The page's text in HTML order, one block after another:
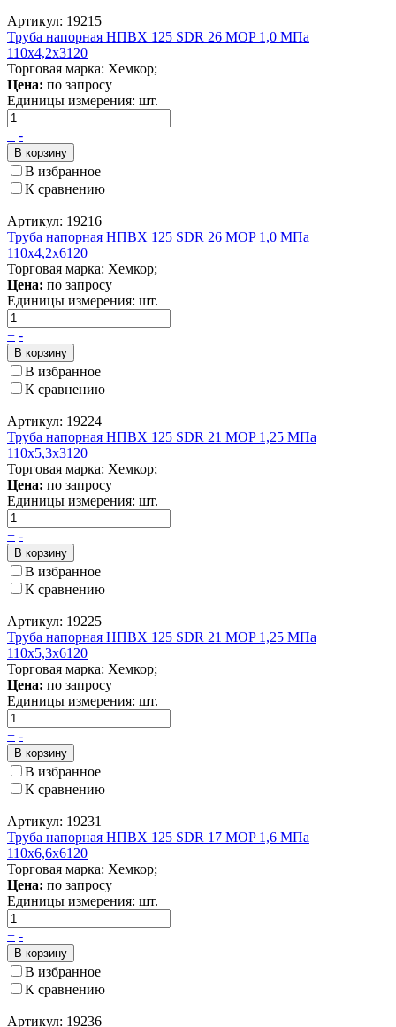
Артикул: 19215
Труба напорная НПВХ 125 SDR 26 MOP 1,0 МПа
110x4,2x3120
Торговая марка: Хемкор;
Цена: по запросу
Единицы измерения: шт.
+ -
В корзину
В избранное
К сравнению
Артикул: 19216
Труба напорная НПВХ 125 SDR 26 MOP 1,0 МПа
110x4,2x6120
Торговая марка: Хемкор;
Цена: по запросу
Единицы измерения: шт.
+ -
В корзину
В избранное
К сравнению
Артикул: 19224
Труба напорная НПВХ 125 SDR 21 MOP 1,25 МПа
110x5,3x3120
Торговая марка: Хемкор;
Цена: по запросу
Единицы измерения: шт.
+ -
В корзину
В избранное
К сравнению
Артикул: 19225
Труба напорная НПВХ 125 SDR 21 MOP 1,25 МПа
110x5,3x6120
Торговая марка: Хемкор;
Цена: по запросу
Единицы измерения: шт.
+ -
В корзину
В избранное
К сравнению
Артикул: 19231
Труба напорная НПВХ 125 SDR 17 MOP 1,6 МПа
110x6,6x6120
Торговая марка: Хемкор;
Цена: по запросу
Единицы измерения: шт.
+ -
В корзину
В избранное
К сравнению
Артикул: 19236